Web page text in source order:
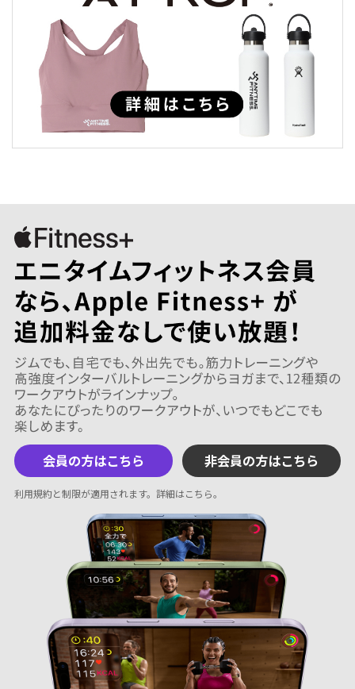
会員の方はこちら 非会員の方はこちら
利用規約と制限が適用されます。 詳細はこちら。